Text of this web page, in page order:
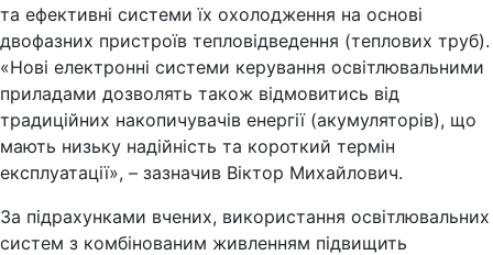
та ефективні системи їх охолодження на основі
двофазних пристроїв тепловідведення (теплових труб).
«Нові електронні системи керування освітлювальними
приладами дозволять також відмовитись від
традиційних накопичувачів енергії (акумуляторів), що
мають низьку надійність та короткий термін
експлуатації», – зазначив Віктор Михайлович.
За підрахунками вчених, використання освітлювальних
систем з комбінованим живленням підвищить